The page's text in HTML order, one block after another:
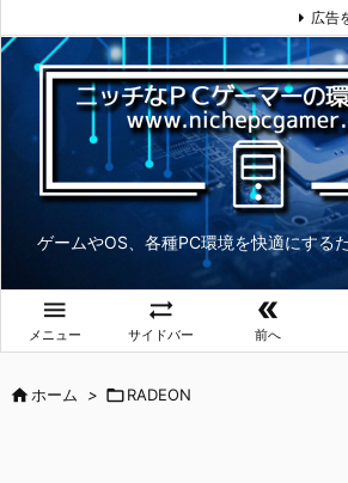
ゲームやOS、各種PC環境を快適にする

メニュー

サイドバー

前へ
広告
ホーム > RADEON